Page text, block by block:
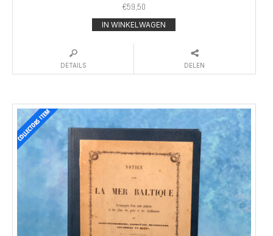
€59,50
IN WINKELWAGEN
DETAILS DELEN